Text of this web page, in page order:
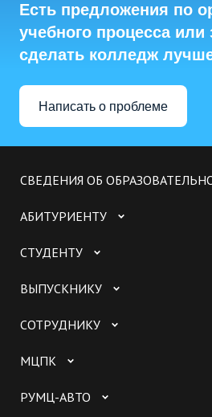
Есть предложения по
учебного процесса или
сделать колледж
Написать о проблеме
СВЕДЕНИЯ ОБ
АБИТУРИЕНТУ
СТУДЕНТУ
ВЫПУСКНИКУ
СОТРУДНИКУ
МЦПК
РУМЦ-АВТО